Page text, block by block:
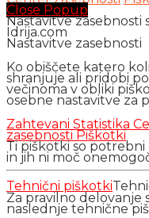
Close Popup
Nastavitve zasebnosti
Idrija.com
Nastavitve zasebnosti
Ko obiščete katero
shranjuje ali pridobi
večinoma v obliki
osebne nastavitve za
Zahtevani Statistika
zasebnosti Piškotki
Ti piškotki so
in jih ni moč
Tehnični piškotki
Za pravilno delovanje
naslednje tehnične